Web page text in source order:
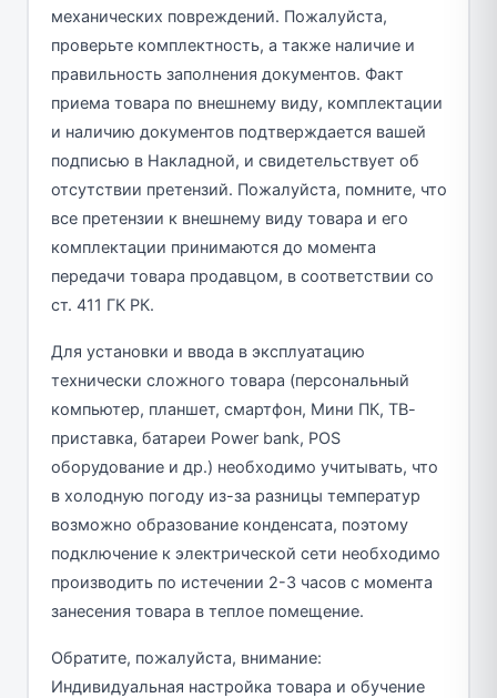
механических повреждений. Пожалуйста,
проверьте комплектность, а также наличие и
правильность заполнения документов. Факт
приема товара по внешнему виду, комплектации
и наличию документов подтверждается вашей
подписью в Накладной, и свидетельствует об
отсутствии претензий. Пожалуйста, помните, что
все претензии к внешнему виду товара и его
комплектации принимаются до момента
передачи товара продавцом, в соответствии со
ст. 411 ГК РК.
Для установки и ввода в эксплуатацию
технически сложного товара (персональный
компьютер, планшет, смартфон, Мини ПК, ТВ-
приставка, батареи Power bank, POS
оборудование и др.) необходимо учитывать, что
в холодную погоду из-за разницы температур
возможно образование конденсата, поэтому
подключение к электрической сети необходимо
производить по истечении 2-3 часов с момента
занесения товара в теплое помещение.
Обратите, пожалуйста, внимание:
Индивидуальная настройка товара и обучение